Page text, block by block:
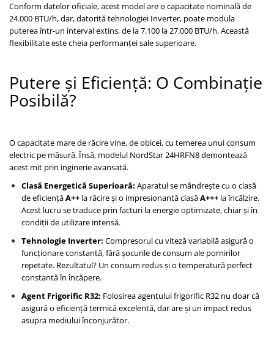
Conform datelor oficiale, acest model are o capacitate nominală de
24.000 BTU/h, dar, datorită tehnologiei Inverter, poate modula
puterea într-un interval extins, de la 7.100 la 27.000 BTU/h. Această
flexibilitate este cheia performanței sale superioare.
Putere și Eficiență: O Combinație
Posibilă?
O capacitate mare de răcire vine, de obicei, cu temerea unui consum
electric pe măsură. Însă, modelul NordStar 24HRFN8 demontează
acest mit prin inginerie avansată.
Clasă Energetică Superioară: Aparatul se mândrește cu o clasă
de eficiențăA++ la răcire și o impresionantă clasăA+++ la încălzire.
Acest lucru se traduce prin facturi la energie optimizate, chiar și în
condiții de utilizare intensă.
Tehnologie Inverter: Compresorul cu viteză variabilă asigură o
funcționare constantă, fără șocurile de consum ale pornirilor
repetate. Rezultatul? Un consum redus și o temperatură perfect
constantă în încăpere.
Agent Frigorific R32: Folosirea agentului frigorific R32 nu doar că
asigură o eficiență termică excelentă, dar are și un impact redus
asupra mediului înconjurător.